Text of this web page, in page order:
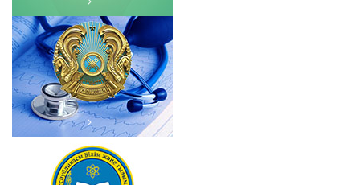
ҚР Денсаулық сақтау
министрлігі